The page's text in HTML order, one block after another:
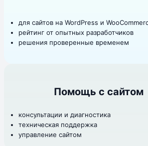
для сайтов на WordPress и
рейтинг от опытных разработчиков
решения проверенные временем
Помощь с сайтом
консультации и диагностика
техническая поддержка
управление сайтом